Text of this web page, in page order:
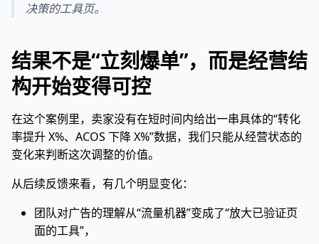
决策的工具页。
结果不是“立刻爆单”，而是经营结
构开始变得可控
在这个案例里，卖家没有在短时间内给出一串具体的“转化
率提升 X%、ACOS 下降 X%”数据，我们只能从经营状态的
变化来判断这次调整的价值。
从后续反馈来看，有几个明显变化：
团队对广告的理解从“流量机器”变成了“放大已验证页
面的工具”，